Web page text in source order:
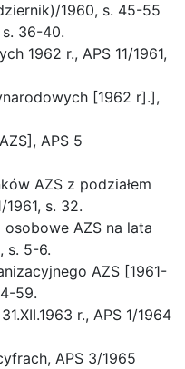
1960, s. 45-55
36-40.
1962 r., APS 11/1961,
[1962 r].],
APS 5
AZS z podziałem
s. 32.
AZS na lata
s. 5-6.
AZS [1961-
59.
r., APS 1/1964
APS 3/1965